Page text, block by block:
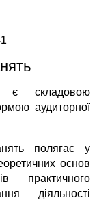
є складовою
аудиторної
полягає у
основ
практичного
діяльності